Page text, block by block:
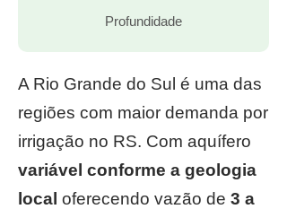
Profundidade
A Rio Grande do Sul é uma das
regiões com maior demanda por
irrigação no RS. Com aquífero
variável conforme a geologia
local oferecendo vazão de 3 a